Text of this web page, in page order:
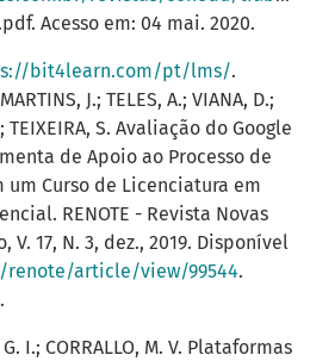
Acesso em: 04 mai. 2020.
bit4learn.com/pt/lms/.
J.; TELES, A.; VIANA, D.;
TEIXEIRA, S. Avaliação do Google
de Apoio ao Processo de
um Curso de Licenciatura em
RENOTE - Revista Novas
V. 17, N. 3, dez., 2019. Disponível
renote/article/view/99544.
G. I.; CORRALLO, M. V. Plataformas